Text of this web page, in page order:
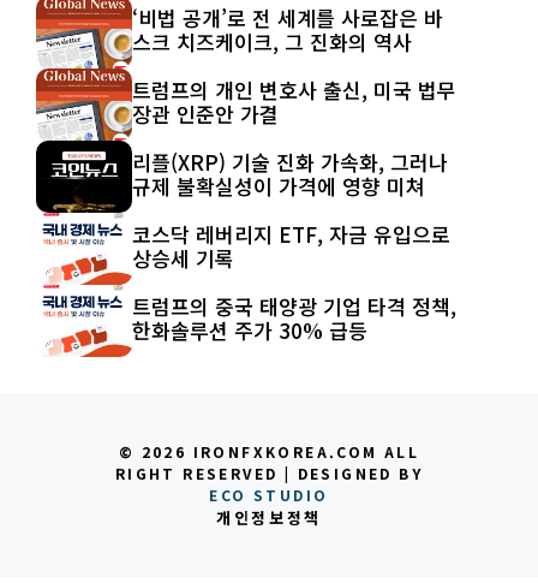
‘비법 공개’로 전 세계를 사로잡은 바
스크 치즈케이크, 그 진화의 역사
트럼프의 개인 변호사 출신, 미국 법무
장관 인준안 가결
리플(XRP) 기술 진화 가속화, 그러나
규제 불확실성이 가격에 영향 미쳐
코스닥 레버리지 ETF, 자금 유입으로
상승세 기록
트럼프의 중국 태양광 기업 타격 정책,
한화솔루션 주가 30% 급등
© 2026 IRONFXKOREA.COM ALL
RIGHT RESERVED | DESIGNED BY
ECO STUDIO
개인정보정책